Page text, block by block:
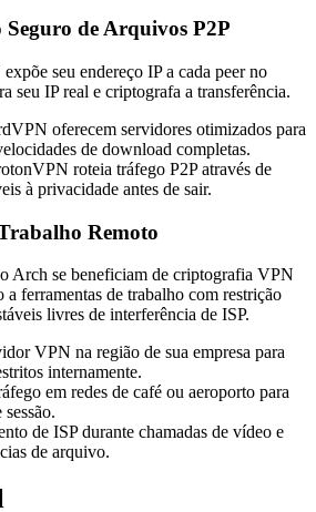
de Arquivos P2P
seu endereço IP a cada peer no
seu IP real e criptografa a transferência.
oferecem servidores otimizados para
de download completas.
roteia tráfego P2P através de
à privacidade antes de sair.
Remoto
Arch se beneficiam de criptografia VPN
ferramentas de trabalho com restrição
livres de interferência de ISP.
VPN na região de sua empresa para
internamente.
em redes de café ou aeroporto para
de ISP durante chamadas de vídeo e
de arquivo.